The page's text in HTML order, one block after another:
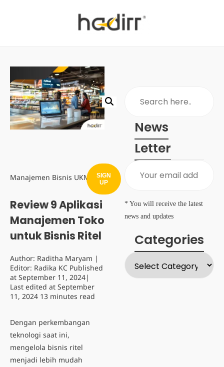
Manajemen Bisnis UKM
Review 9 Aplikasi
Manajemen Toko
untuk Bisnis Ritel
Author: Raditha Maryam |
Editor: Radika KC Published
at September 11, 2024|
Last edited at September
11, 2024 13 minutes read
Dengan perkembangan
teknologi saat ini,
mengelola bisnis ritel
menjadi lebih mudah
News
Letter
SIGN
UP
* You will receive the latest
news and updates
Categories